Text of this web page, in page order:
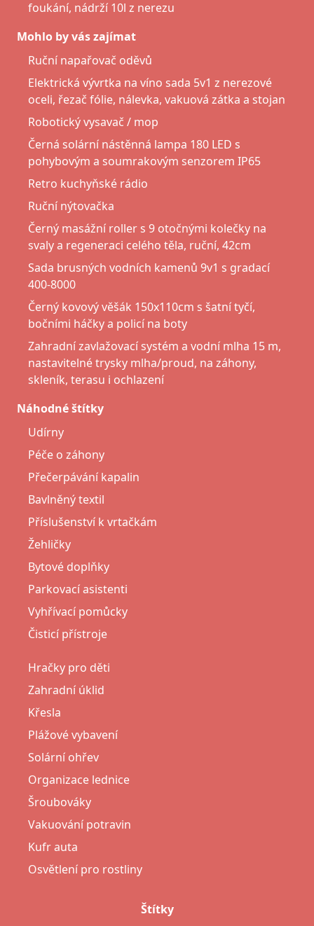
foukání, nádrží 10l z nerezu
Mohlo by vás zajímat
Ruční napařovač oděvů
Elektrická vývrtka na víno sada 5v1 z nerezové
oceli, řezač fólie, nálevka, vakuová zátka a stojan
Robotický vysavač / mop
Černá solární nástěnná lampa 180 LED s
pohybovým a soumrakovým senzorem IP65
Retro kuchyňské rádio
Ruční nýtovačka
Černý masážní roller s 9 otočnými kolečky na
svaly a regeneraci celého těla, ruční, 42cm
Sada brusných vodních kamenů 9v1 s gradací
400-8000
Černý kovový věšák 150x110cm s šatní tyčí,
bočními háčky a policí na boty
Zahradní zavlažovací systém a vodní mlha 15 m,
nastavitelné trysky mlha/proud, na záhony,
skleník, terasu i ochlazení
Náhodné štítky
Udírny
Péče o záhony
Přečerpávání kapalin
Bavlněný textil
Příslušenství k vrtačkám
Žehličky
Bytové doplňky
Parkovací asistenti
Vyhřívací pomůcky
Čisticí přístroje
Hračky pro děti
Zahradní úklid
Křesla
Plážové vybavení
Solární ohřev
Organizace lednice
Šroubováky
Vakuování potravin
Kufr auta
Osvětlení pro rostliny
Štítky